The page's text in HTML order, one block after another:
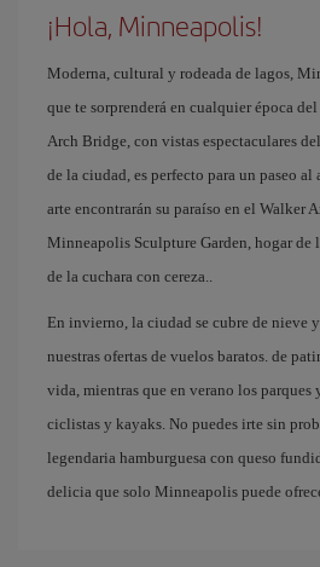
¡Hola, Minneapolis!
Moderna, cultural y rodeada de lagos,
que te sorprenderá en cualquier época
Arch Bridge, con vistas espectaculares
de la ciudad, es perfecto para un paseo al
arte encontrarán su paraíso en el Walker
Minneapolis Sculpture Garden, hogar de
de la cuchara con cereza..
En invierno, la ciudad se cubre de nieve
nuestras ofertas de vuelos baratos. de
vida, mientras que en verano los parques
ciclistas y kayaks. No puedes irte sin
legendaria hamburguesa con queso
delicia que solo Minneapolis puede